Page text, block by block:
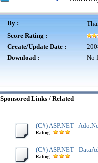
By :
Score Rating :
Create/Update Date :
Download :
No
Sponsored Links / Related
(C#) ASP.NET -
Rating :
(C#) ASP.NET -
Rating :